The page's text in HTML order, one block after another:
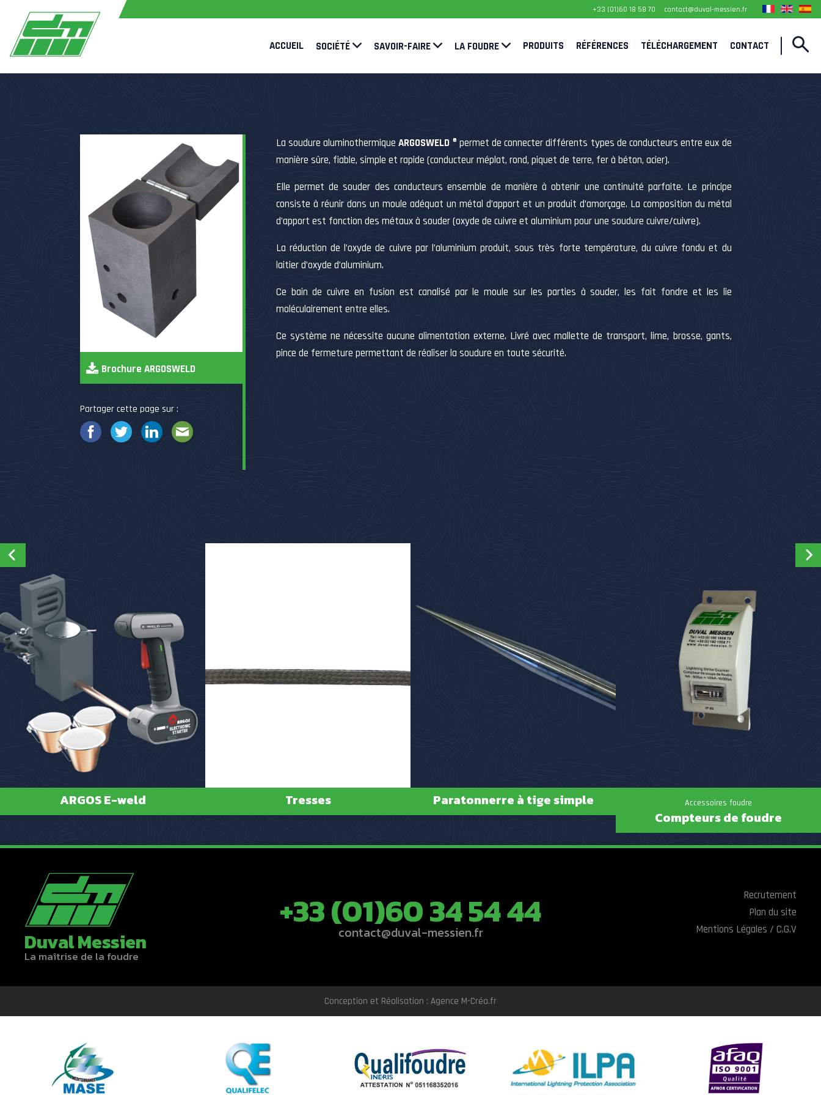
+33 (01)60 18 58 70 contact@duval-messien.fr
ACCUEIL SOCIÉTÉ SAVOIR-FAIRE LA FOUDRE PRODUITS RÉFÉRENCES TÉLÉCHARGEMENT CONTACT
Brochure ARGOSWELD
Partager cette page sur :
La soudure aluminothermiqueARGOSWELD ® permet de connecter différents types de conducteurs entre eux de
manière sûre, fiable, simple et rapide (conducteur méplat, rond, piquet de terre, fer à béton, acier).
Elle permet de souder des conducteurs ensemble de manière à obtenir une continuité parfaite. Le principe
consiste à réunir dans un moule adéquat un métal d’apport et un produit d’amorçage. La composition du métal
d’apport est fonction des métaux à souder (oxyde de cuivre et aluminium pour une soudure cuivre/cuivre).
La réduction de l’oxyde de cuivre par l’aluminium produit, sous très forte température, du cuivre fondu et du
laitier d’oxyde d’aluminium.
Ce bain de cuivre en fusion est canalisé par le moule sur les parties à souder, les fait fondre et les lie
moléculairement entre elles.
Ce système ne nécessite aucune alimentation externe. Livré avec mallette de transport, lime, brosse, gants,
pince de fermeture permettant de réaliser la soudure en toute sécurité.
ARGOS E-weld Tresses Paratonnerre à tige simple Accessoires foudre
Compteurs de foudre
Duval Messien
La maîtrise de la foudre
+33 (01)60 34 54 44
contact@duval-messien.fr
Recrutement
Plan du site
Mentions Légales / C.G.V
Conception et Réalisation : Agence M-Créa.fr